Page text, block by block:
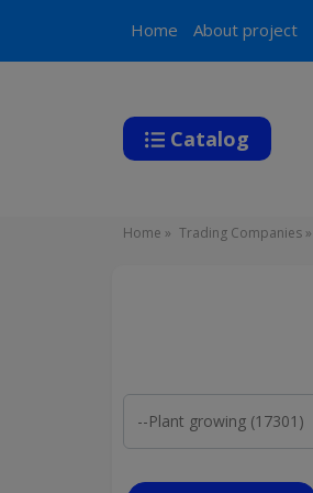
Main
navigation
Home About project
Catalog
Breadcrumb
Home Trading Companies